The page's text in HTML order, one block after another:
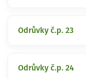
Odrůvky č.p. 23
Odrůvky č.p. 24